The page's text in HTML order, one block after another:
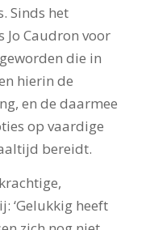
Sinds het
Jo Caudron voor
die in
hierin de
en de daarmee
op vaardige
bereidt.
‘Gelukkig heeft